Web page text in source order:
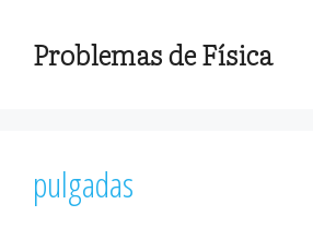
contenido
Problemas de Física
pulgadas